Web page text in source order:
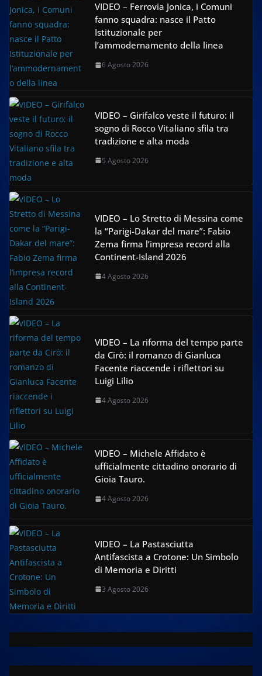
VIDEO – Ferrovia Jonica, i Comuni
fanno squadra: nasce il Patto
Istituzionale per
l’ammodernamento della linea
6 Agosto 2026
VIDEO – Girifalco veste il futuro: il
sogno di Rocco Vitaliano sfila tra
tradizione e alta moda
5 Agosto 2026
VIDEO – Lo Stretto di Messina come
la “Parigi-Dakar del mare”: Fabio
Zema firma l’impresa record alla
Continent-Island 2026
4 Agosto 2026
VIDEO – La riforma del tempo parte
da Cirò: il romanzo di Gianluca
Facente riaccende i riflettori su
Luigi Lilio
4 Agosto 2026
VIDEO – Michele Affidato è
ufficialmente cittadino onorario di
Gioia Tauro.
4 Agosto 2026
VIDEO – La Pastasciutta
Antifascista a Crotone: Un Simbolo
di Memoria e Diritti
3 Agosto 2026